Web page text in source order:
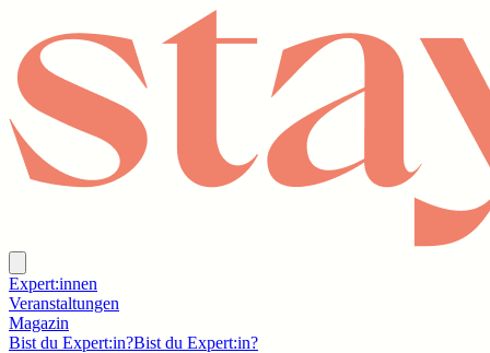
Expert:innen
Veranstaltungen
Magazin
Bist du Expert:in?Bist du Expert:in?